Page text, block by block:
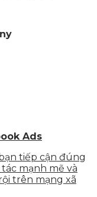
Ads
tiếp cận đúng
mạnh mẽ và
trên mạng xã